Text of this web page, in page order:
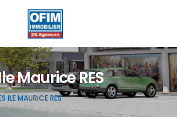
Maurice RES
ILE MAURICE RES